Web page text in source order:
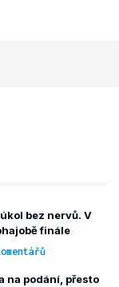
bez nervů. V
finále
na podání, přesto